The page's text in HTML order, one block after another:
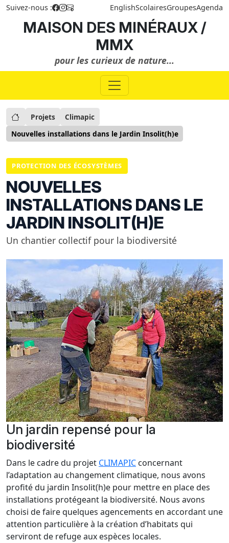
Suivez-nous : EnglishScolairesGroupesAgenda
MAISON DES MINÉRAUX /
MMX
pour les curieux de nature...
Projets
Climapic
Nouvelles installations dans le Jardin Insolit(h)e
PROTECTION DES ÉCOSYSTÈMES
NOUVELLES
INSTALLATIONS DANS LE
JARDIN INSOLIT(H)E
Un chantier collectif pour la biodiversité
Un jardin repensé pour la
biodiversité
Dans le cadre du projet CLIMAPIC concernant
l’adaptation au changement climatique, nous avons
profité du jardin Insolit(h)e pour mettre en place des
installations protégeant la biodiversité. Nous avons
choisi de faire quelques agencements en accordant une
attention particulière à la création d’habitats qui
serviront de refuge aux espèces locales.